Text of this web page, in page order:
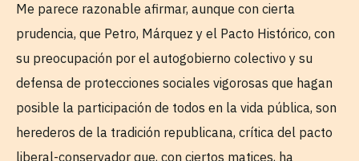
Me parece razonable afirmar, aunque con cierta
prudencia, que Petro, Márquez y el Pacto Histórico, con
su preocupación por el autogobierno colectivo y su
defensa de protecciones sociales vigorosas que hagan
posible la participación de todos en la vida pública, son
herederos de la tradición republicana, crítica del pacto
liberal-conservador que, con ciertos matices, ha